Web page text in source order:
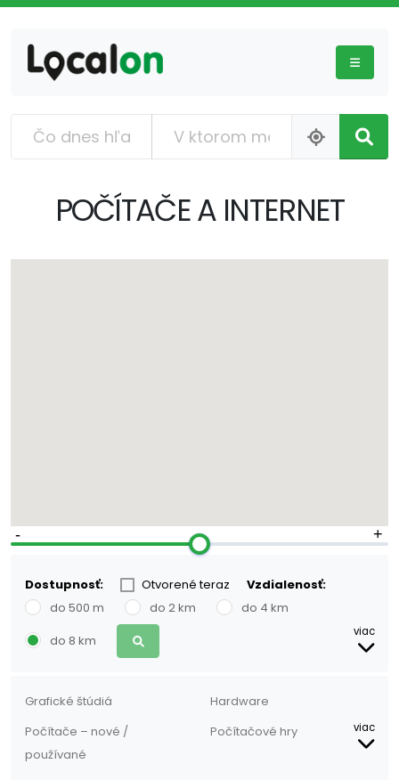
POČÍTAČE A INTERNET
6 20
Dostupnosť: Otvorené teraz
Vzdialenosť:
do 500 m
do 2 km
do 4 km
do 8 km
viac
Grafické štúdiá
Hardware
Počítače – nové /
používané
Počítačové hry viac